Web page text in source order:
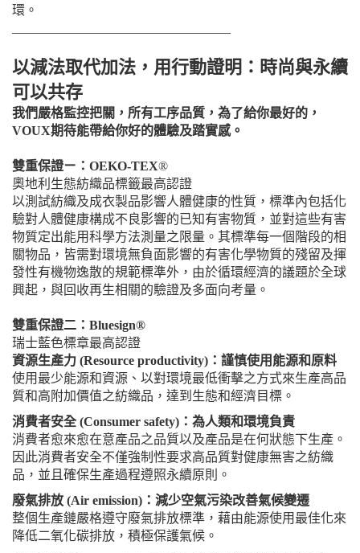
環。
以減法取代加法，用行動證明：時尚與永續
可以共存
我們嚴格監控把關，所有工序品質，為了給你最好的，
VOUX期待能帶給你好的體驗及踏實感。
雙重保證ㄧ：OEKO-TEX®
奧地利生態紡織品標籤最高認證
以測試紡織及成衣製品影響人體健康的性質，標準內包括化
驗對人體健康構成不良影響的已知有害物質，並對這些有害
物質定出能用科學方法測量之限量。其標準每一個階段的相
關物品，皆需對環境無負面影響的有害化學物質的殘留及揮
發性有機物逸散的規範標準外，由於循環經濟的議題於全球
興起，與回收再生相關的驗證及多面向考量。
雙重保證二：Bluesign®
瑞士藍色標章最高認證
資源生產力 (Resource productivity)：謹慎使用能源和原料
使用最少能源和資源、以對環境最低衝擊之方式來生產高品
質和高附加價值之紡織品，達到生態和經濟目標。
消費者安全 (Consumer safety)：為人類和環境負責
消費者愈來愈在意產品之品質以及產品是在何狀態下生產。
因此消費者安全不僅強制性要求高品質對健康無害之紡織
品，並且確保生產過程遵照永續原則。
廢氣排放 (Air emission)：減少空氣污染改善氣候變遷
整個生產鏈嚴格遵守廢氣排放標準，藉由能源使用最佳化來
降低二氧化碳排放，積極保護氣候。